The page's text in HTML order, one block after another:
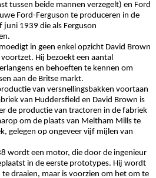
tussen beide mannen verzegelt) en Ford
Ford-Ferguson te produceren in de
1939 die als Ferguson
in geen enkel opzicht David Brown
Hij bezoekt een aantal
en behoeften te kennen om
aan de Britse markt.
van versnellingsbakken voortaan
van Huddersfield en David Brown is
de productie van tractoren in de fabriek
om de plaats van Meltham Mills te
gelegen op ongeveer vijf mijlen van
wordt een motor, die door de ingenieur
in de eerste prototypes. Hij wordt
draaien, maar is voorzien om het om te